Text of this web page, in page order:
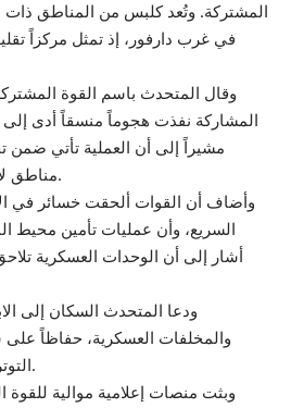
المشتركة. وتُعد كلبس من المناطق ذات
في غرب دارفور، إذ تمثل مركزاً
وقال المتحدث باسم القوة
المشاركة نفذت هجوماً منسقاً أدى إلى
مشيراً إلى أن العملية تأتي
مناطق لا تزال خارج سيطرة الدولة.
وأضاف أن القوات ألحقت خسائر في
السريع، وأن عمليات تأمين محيط
أشار إلى أن الوحدات العسكرية
ودعا المتحدث السكان إلى
والمخلفات العسكرية، حفاظاً
التوتر الأمني في محيط المدينة.
وبثت منصات إعلامية موالية